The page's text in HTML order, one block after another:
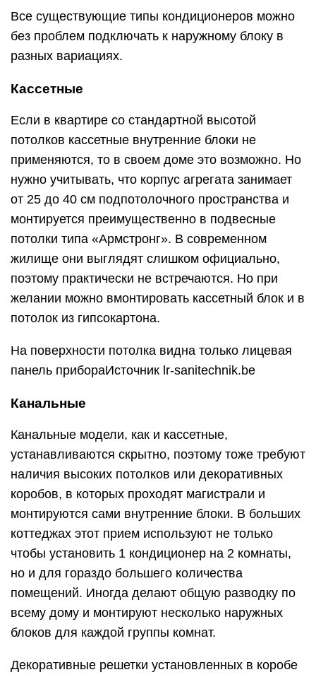
Все существующие типы кондиционеров можно
без проблем подключать к наружному блоку в
разных вариациях.
Кассетные
Если в квартире со стандартной высотой
потолков кассетные внутренние блоки не
применяются, то в своем доме это возможно. Но
нужно учитывать, что корпус агрегата занимает
от 25 до 40 см подпотолочного пространства и
монтируется преимущественно в подвесные
потолки типа «Армстронг». В современном
жилище они выглядят слишком официально,
поэтому практически не встречаются. Но при
желании можно вмонтировать кассетный блок и в
потолок из гипсокартона.
На поверхности потолка видна только лицевая
панель прибораИсточник lr-sanitechnik.be
Канальные
Канальные модели, как и кассетные,
устанавливаются скрытно, поэтому тоже требуют
наличия высоких потолков или декоративных
коробов, в которых проходят магистрали и
монтируются сами внутренние блоки. В больших
коттеджах этот прием используют не только
чтобы установить 1 кондиционер на 2 комнаты,
но и для гораздо большего количества
помещений. Иногда делают общую разводку по
всему дому и монтируют несколько наружных
блоков для каждой группы комнат.
Декоративные решетки установленных в коробе